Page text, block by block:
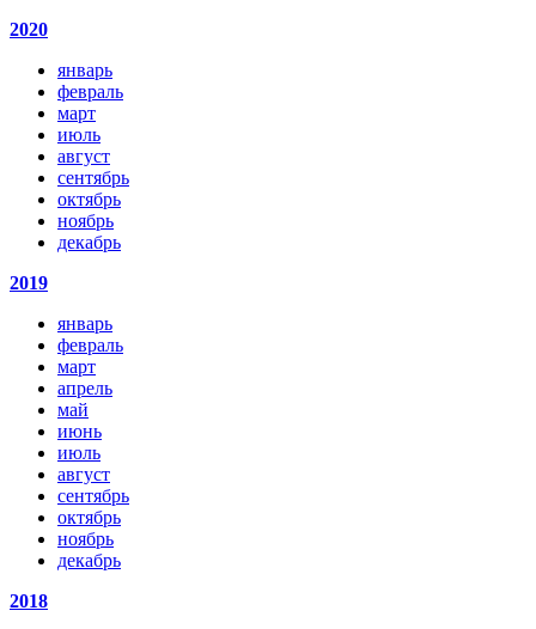
2020
январь
февраль
март
июль
август
сентябрь
октябрь
ноябрь
декабрь
2019
январь
февраль
март
апрель
май
июнь
июль
август
сентябрь
октябрь
ноябрь
декабрь
2018